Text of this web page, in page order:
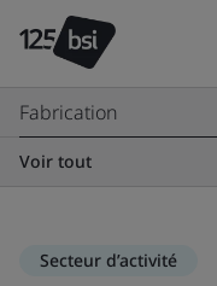
Fabrication
Voir tout
Secteur d’activité